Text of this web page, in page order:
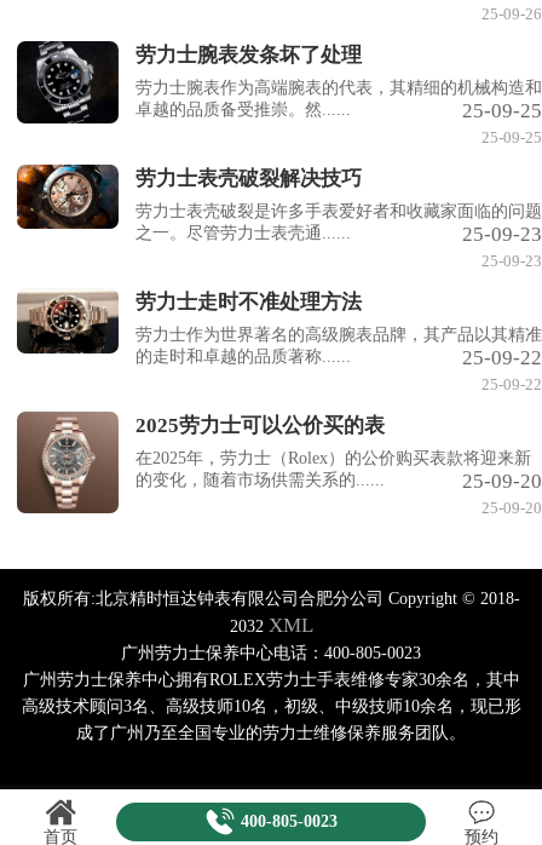
25-09-26
劳力士腕表发条坏了处理
劳力士腕表作为高端腕表的代表，其精细的机械构造和
卓越的品质备受推崇。然......
25-09-25
25-09-25
劳力士表壳破裂解决技巧
劳力士表壳破裂是许多手表爱好者和收藏家面临的问题
之一。尽管劳力士表壳通......
25-09-23
25-09-23
劳力士走时不准处理方法
劳力士作为世界著名的高级腕表品牌，其产品以其精准
的走时和卓越的品质著称......
25-09-22
25-09-22
2025劳力士可以公价买的表
在2025年，劳力士（Rolex）的公价购买表款将迎来新
的变化，随着市场供需关系的......
25-09-20
25-09-20
版权所有:北京精时恒达钟表有限公司合肥分公司 Copyright © 2018-
2032 XML
广州劳力士保养中心电话：400-805-0023
广州劳力士保养中心拥有ROLEX劳力士手表维修专家30余名，其中
高级技术顾问3名、高级技师10名，初级、中级技师10余名，现已形
成了广州乃至全国专业的劳力士维修保养服务团队。
首页
400-805-0023
预约